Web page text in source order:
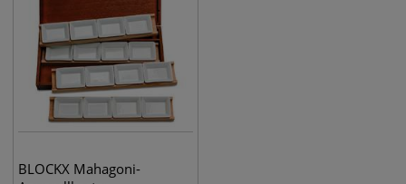
BLOCKX Mahagoni-